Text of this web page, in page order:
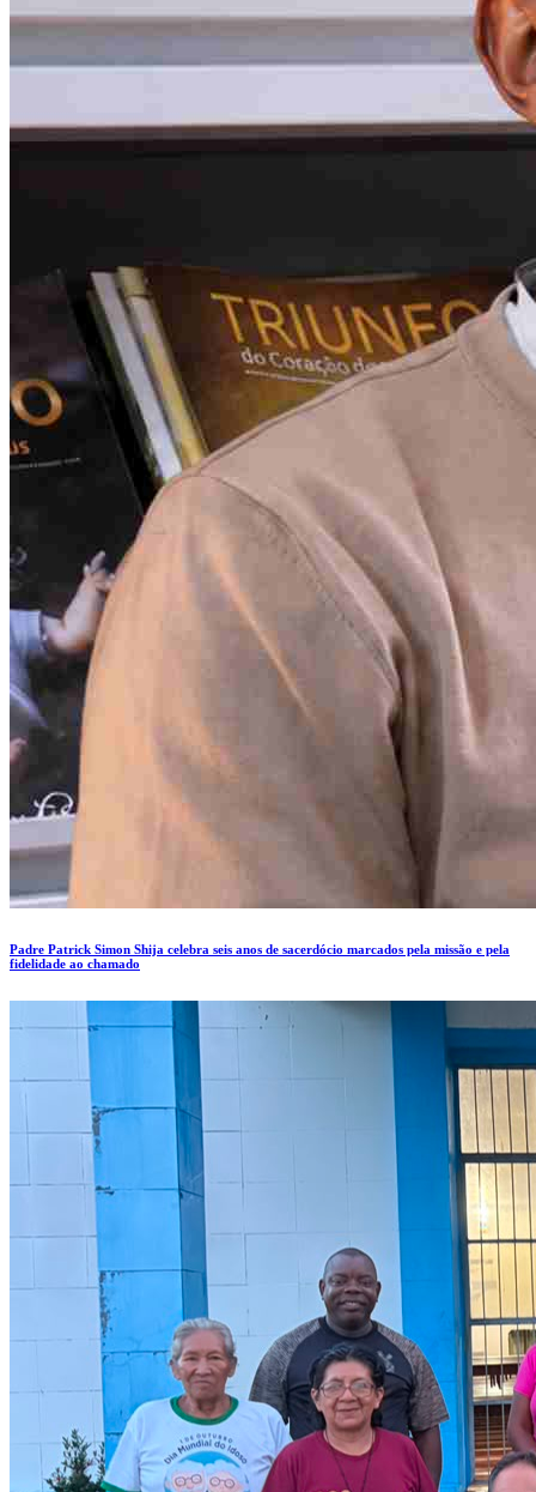
Padre Patrick Simon Shija celebra seis anos de sacerdócio marcados pela missão e pela
fidelidade ao chamado